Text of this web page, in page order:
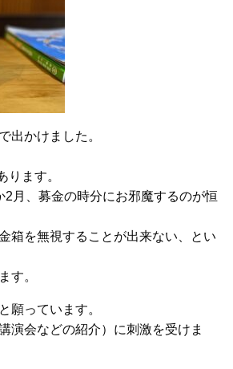
出かけました。
ます。
月、募金の時分にお邪魔するのが恒
箱を無視することが出来ない、とい
す。
願っています。
演会などの紹介）に刺激を受けま